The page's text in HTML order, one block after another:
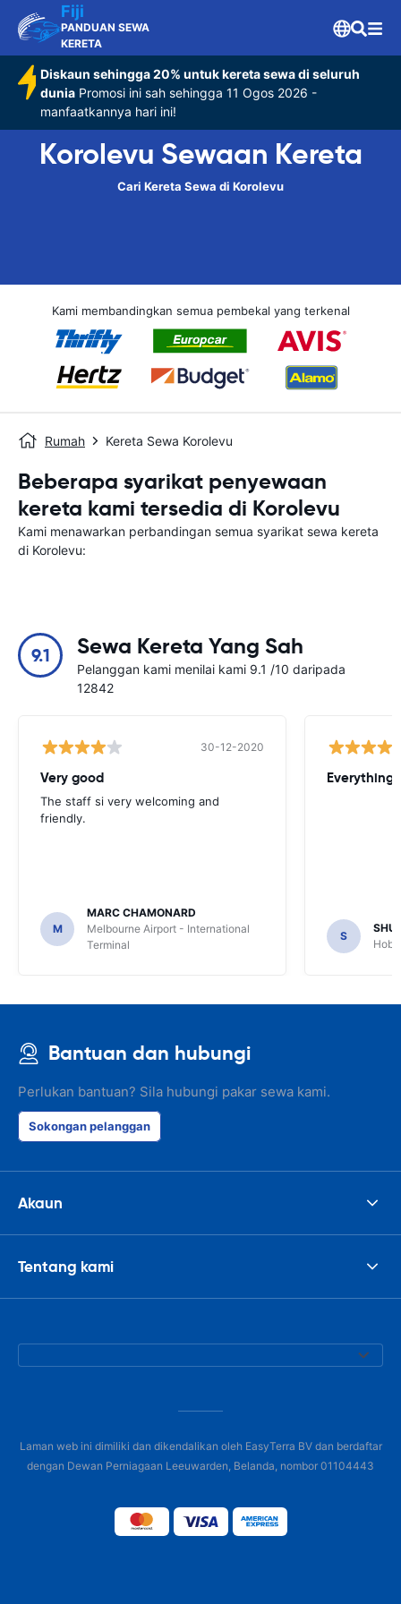
Fiji
PANDUAN SEWA
KERETA
Diskaun sehingga 20% untuk kereta sewa di seluruh
dunia Promosi ini sah sehingga 11 Ogos 2026 -
manfaatkannya hari ini!
Korolevu Sewaan Kereta
Cari Kereta Sewa di Korolevu
Kami membandingkan semua pembekal yang terkenal
Rumah Kereta Sewa Korolevu
Beberapa syarikat penyewaan
kereta kami tersedia di Korolevu
Kami menawarkan perbandingan semua syarikat sewa kereta
di Korolevu:
9.1 Sewa Kereta Yang Sah
Pelanggan kami menilai kami 9.1 /10 daripada
12842
30-12-2020
Very good
The staff si very welcoming and
friendly.
M
MARC CHAMONARD
Melbourne Airport - International
Terminal
Everything
S
Bantuan dan hubungi
Perlukan bantuan? Sila hubungi pakar sewa kami.
Sokongan pelanggan
Akaun
Tentang kami
Laman web ini dimiliki dan dikendalikan oleh EasyTerra BV dan berdaftar
dengan Dewan Perniagaan Leeuwarden, Belanda, nombor 01104443